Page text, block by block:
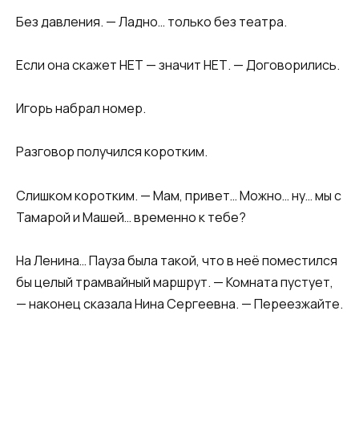
Без давления. — Ладно… только без театра.
Если она скажет НЕТ — значит НЕТ. — Договорились.
Игорь набрал номер.
Разговор получился коротким.
Слишком коротким. — Мам, привет… Можно… ну… мы с
Тамарой и Машей… временно к тебе?
На Ленина… Пауза была такой, что в неё поместился
бы целый трамвайный маршрут. — Комната пустует,
— наконец сказала Нина Сергеевна. — Переезжайте.